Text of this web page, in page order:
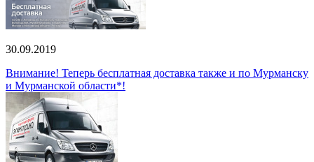
30.09.2019
Внимание! Теперь бесплатная доставка также и по Мурманску
и Мурманской области*!